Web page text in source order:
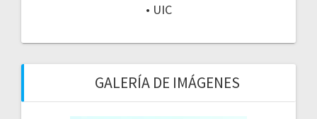
• UIC
GALERÍA DE IMÁGENES